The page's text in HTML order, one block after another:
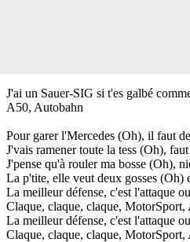
J'ai un Sauer-SIG si t'es galbé
A50, Autobahn
Pour garer l'Mercedes (Oh), il faut
J'vais ramener toute la tess (Oh),
J'pense qu'à rouler ma bosse (Oh),
La p'tite, elle veut deux gosses (Oh)
La meilleur défense, c'est l'attaque
Claque, claque, claque, MotorSport,
La meilleur défense, c'est l'attaque
Claque, claque, claque, MotorSport,